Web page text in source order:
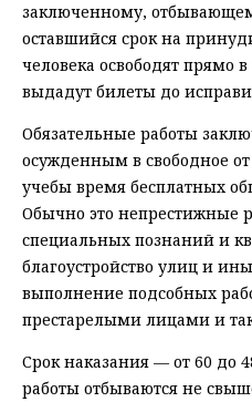
заключенному,
оставшийся срок на
человека освободят прямо
выдадут билеты до
Обязательные работы
осужденным в свободное
учебы время бесплатных
Обычно это непрестижные
специальных познаний и
благоустройство улиц и
выполнение подсобных
престарелыми лицами и
Срок наказания — от 60 до
работы отбываются не